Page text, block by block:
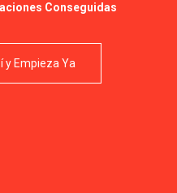
Conseguidas
y Empieza Ya